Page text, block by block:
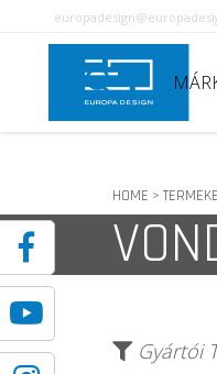
HOME >
Gyártói